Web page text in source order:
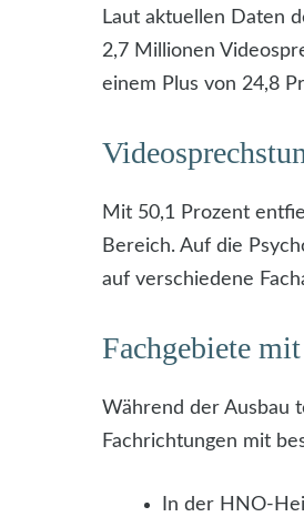
Laut aktuellen Daten
2,7 Millionen
einem Plus von 24,8
Mit 50,1 Prozent
Bereich. Auf die
auf verschiedene
Fachgebiete
Während der Ausbau
Fachrichtungen mit
In der HNO-